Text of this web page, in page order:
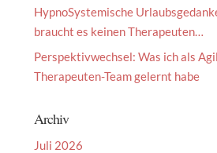
HypnoSystemische
braucht es keinen Therapeuten…
Perspektivwechsel: Was ich als
Therapeuten-Team gelernt habe
Archiv
Juli 2026